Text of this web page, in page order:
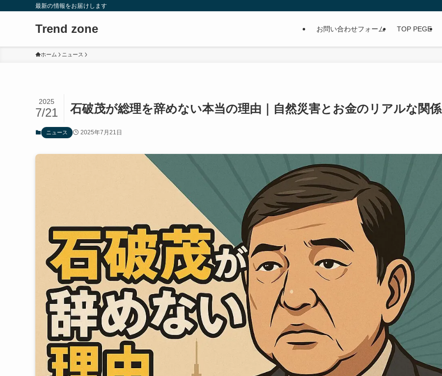
最新の情報をお届けします
Trend zone お問い合わせフォーム TOP PEGE
ホーム ニュース
石破茂が総理を辞めない本当の理由｜自然災害とお金のリアルな関係
2025
7/21
ニュース 2025年7月21日